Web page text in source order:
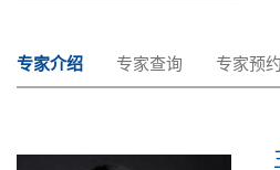
专家介绍 专家查询 专家预约